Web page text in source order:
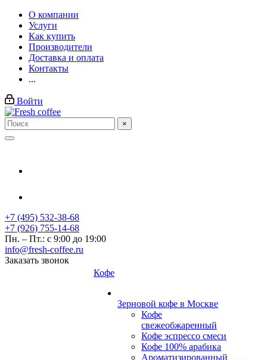
О компании
Услуги
Как купить
Производители
Доставка и оплата
Контакты
...
Войти
×
+7 (495) 532-38-68
+7 (926) 755-14-68
Пн. – Пт.: с 9:00 до 19:00
info@fresh-coffee.ru
Заказать звонок
Кофе
Зерновой кофе в Москве
Кофе
свежеобжаренный
Кофе эспрессо смеси
Кофе 100% арабика
Ароматизированный